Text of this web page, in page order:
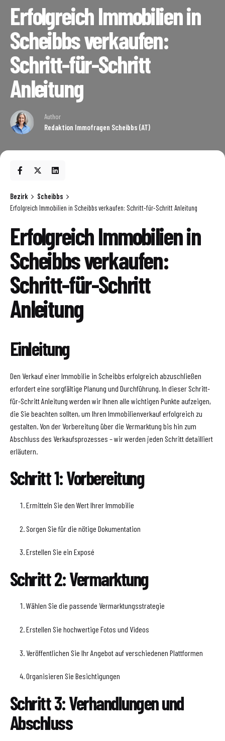
Erfolgreich Immobilien in
Scheibbs verkaufen:
Schritt-für-Schritt
Anleitung
Author
Redaktion Immofragen Scheibbs (AT)
Bezirk
Scheibbs
Erfolgreich Immobilien in Scheibbs verkaufen: Schritt-für-Schritt Anleitung
Erfolgreich Immobilien in
Scheibbs verkaufen:
Schritt-für-Schritt
Anleitung
Einleitung
Den Verkauf einer Immobilie in Scheibbs erfolgreich abzuschließen
erfordert eine sorgfältige Planung und Durchführung. In dieser Schritt-
für-Schritt Anleitung werden wir Ihnen alle wichtigen Punkte aufzeigen,
die Sie beachten sollten, um Ihren Immobilienverkauf erfolgreich zu
gestalten. Von der Vorbereitung über die Vermarktung bis hin zum
Abschluss des Verkaufsprozesses – wir werden jeden Schritt detailliert
erläutern.
Schritt 1: Vorbereitung
Ermitteln Sie den Wert Ihrer Immobilie
Sorgen Sie für die nötige Dokumentation
Erstellen Sie ein Exposé
Schritt 2: Vermarktung
Wählen Sie die passende Vermarktungsstrategie
Erstellen Sie hochwertige Fotos und Videos
Veröffentlichen Sie Ihr Angebot auf verschiedenen Plattformen
Organisieren Sie Besichtigungen
Schritt 3: Verhandlungen und
Abschluss